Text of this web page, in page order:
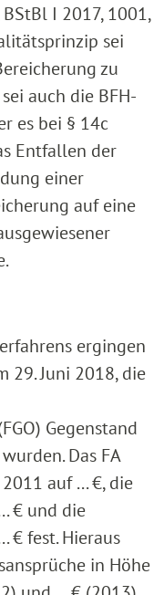
I 2017, 1001,
sei
zu
auch die BFH-
es bei § 14c
Entfallen der
einer
auf eine
ergingen
29. Juni 2018, die
Gegenstand
Das FA
auf ... €, die
€ und die
€ fest. Hieraus
in Höhe